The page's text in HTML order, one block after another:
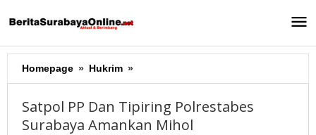
ke
Homepage » Hukrim »
PP
Tipiring
Polrestabes
Satpol PP Dan Tipiring Polrestabes
Surabaya Amankan Mihol